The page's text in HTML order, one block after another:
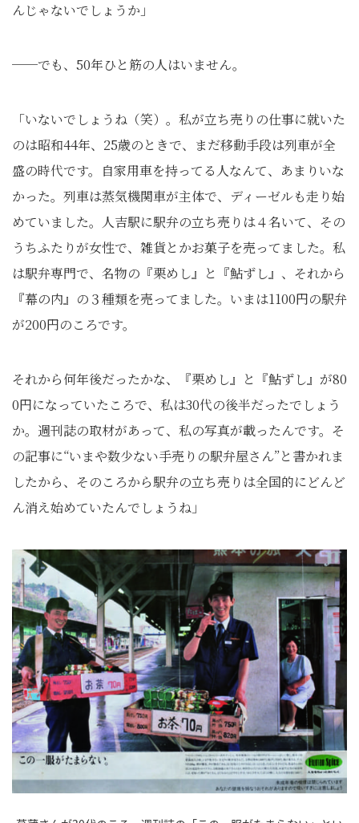
んじゃないでしょうか」
──でも、50年ひと筋の人はいません。
「いないでしょうね（笑）。私が立ち売りの仕事に就いた
のは昭和44年、25歳のときで、まだ移動手段は列車が全
盛の時代です。自家用車を持ってる人なんて、あまりいな
かった。列車は蒸気機関車が主体で、ディーゼルも走り始
めていました。人吉駅に駅弁の立ち売りは４名いて、その
うちふたりが女性で、雑貨とかお菓子を売ってました。私
は駅弁専門で、名物の『栗めし』と『鮎ずし』、それから
『幕の内』の３種類を売ってました。いまは1100円の駅弁
が200円のころです。
それから何年後だったかな、『栗めし』と『鮎ずし』が80
0円になっていたころで、私は30代の後半だったでしょう
か。週刊誌の取材があって、私の写真が載ったんです。そ
の記事に“いまや数少ない手売りの駅弁屋さん”と書かれま
したから、そのころから駅弁の立ち売りは全国的にどんど
ん消え始めていたんでしょうね」